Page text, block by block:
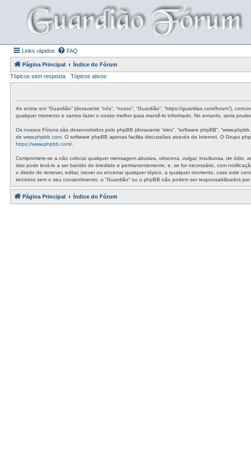
Links rápidos FAQ
Página Principal
Índice do Fórum
Tópicos sem resposta
Tópicos ativos
Ao entrar em “Guardião” (doravante “nós”, “nosso”, “Guardião”, “https://guardiao.com/forum”),
qualquer momento e vamos fazer o nosso melhor para mantê-lo informado. No entanto, seria
Os nossos Fóruns são desenvolvidos pelo phpBB (doravante “eles”, “software phpBB”,
de www.phpbb.com . O software phpBB apenas facilita discussões através da Internet. O Grupo
https://www.phpbb.com/
Compromete-se a não colocar qualquer mensagem abusiva, obscena, vulgar, insultuosa, de
isso pode levá-lo a ser banido de imediato e permanentemente, e, se for necessário, com
o direito de remover, editar, mover ou encerrar qualquer tópico, a qualquer momento, caso este
terceiros sem o seu consentimento, o “Guardião” ou o phpBB não podem ser responsabilizados
Página Principal Índice do Fórum